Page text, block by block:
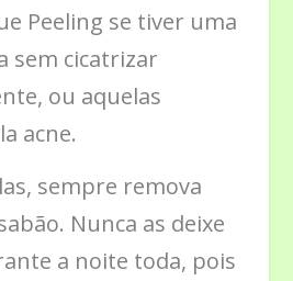
Peeling se tiver uma
sem cicatrizar
ou aquelas
acne.
sempre remova
Nunca as deixe
a noite toda, pois